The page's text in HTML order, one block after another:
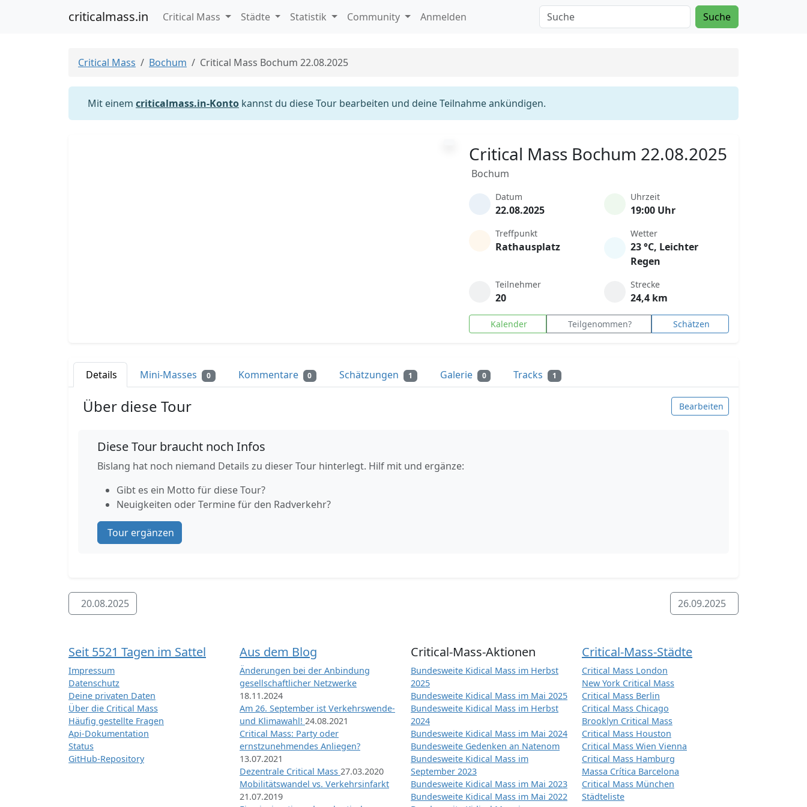
criticalmass.in Critical Mass Städte Statistik Community Anmelden Suche
Critical Mass Bochum Critical Mass Bochum 22.08.2025
Mit einem criticalmass.in-Konto kannst du diese Tour bearbeiten und deine Teilnahme ankündigen.
Critical Mass Bochum 22.08.2025
Bochum
Datum
22.08.2025
Uhrzeit
19:00 Uhr
Treffpunkt
Rathausplatz
Wetter
23 °C, Leichter
Regen
Teilnehmer
20
Strecke
24,4 km
Kalender Teilgenommen? Schätzen
Details Mini-Masses 0 Kommentare 0 Schätzungen 1 Galerie 0 Tracks 1
Über diese Tour Bearbeiten
Diese Tour braucht noch Infos
Bislang hat noch niemand Details zu dieser Tour hinterlegt. Hilf mit und ergänze:
Gibt es ein Motto für diese Tour?
Neuigkeiten oder Termine für den Radverkehr?
Tour ergänzen
20.08.2025 26.09.2025
Seit 5521 Tagen im Sattel
Impressum
Datenschutz
Deine privaten Daten
Über die Critical Mass
Häufig gestellte Fragen
Api-Dokumentation
Status
GitHub-Repository
Aus dem Blog
Änderungen bei der Anbindung
gesellschaftlicher Netzwerke
18.11.2024
Am 26. September ist Verkehrswende-
und Klimawahl! 24.08.2021
Critical Mass: Party oder
ernstzunehmendes Anliegen?
13.07.2021
Dezentrale Critical Mass 27.03.2020
Mobilitätswandel vs. Verkehrsinfarkt
21.07.2019
Critical-Mass-Aktionen
Bundesweite Kidical Mass im Herbst
2025
Bundesweite Kidical Mass im Mai 2025
Bundesweite Kidical Mass im Herbst
2024
Bundesweite Kidical Mass im Mai 2024
Bundesweite Gedenken an Natenom
Bundesweite Kidical Mass im
September 2023
Bundesweite Kidical Mass im Mai 2023
Bundesweite Kidical Mass im Mai 2022
Critical-Mass-Städte
Critical Mass London
New York Critical Mass
Critical Mass Berlin
Critical Mass Chicago
Brooklyn Critical Mass
Critical Mass Houston
Critical Mass Wien Vienna
Critical Mass Hamburg
Massa Crítica Barcelona
Critical Mass München
Städteliste